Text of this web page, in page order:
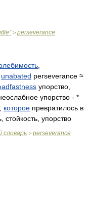
> perseverance
unabated perseverance ≈
упорство,
упорство - *
которое превратилось в
стойкость, упорство
словарь > perseverance